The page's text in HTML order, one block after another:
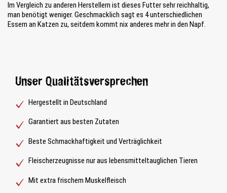
Im Vergleich zu anderen Herstellern ist dieses Futter sehr reichhaltig,
man benötigt weniger. Geschmacklich sagt es 4 unterschiedlichen
Essern an Katzen zu, seitdem kommt nix anderes mehr in den Napf.
Unser Qualitätsversprechen
Hergestellt in Deutschland
Garantiert aus besten Zutaten
Beste Schmackhaftigkeit und Verträglichkeit
Fleischerzeugnisse nur aus lebensmitteltauglichen Tieren
Mit extra frischem Muskelfleisch